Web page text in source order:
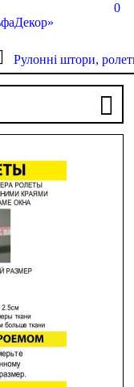
0
Рулонні штори,